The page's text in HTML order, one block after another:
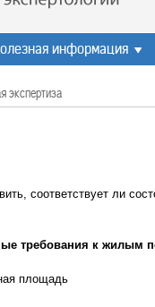
информация
соответствует ли
требования к жилым
площадь